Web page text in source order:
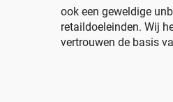
ook een geweldige
retaildoeleinden. Wij
vertrouwen de basis